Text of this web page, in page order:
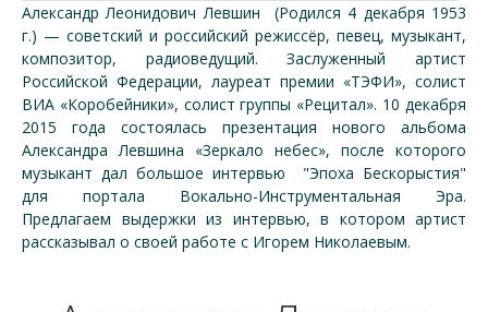
Александр Леонидович Левшин (Родился 4 декабря 1953
г.) — советский и российский режиссёр, певец, музыкант,
композитор, радиоведущий. Заслуженный артист
Российской Федерации, лауреат премии «ТЭФИ», солист
ВИА «Коробейники», солист группы «Рецитал». 10 декабря
2015 года состоялась презентация нового альбома
Александра Левшина «Зеркало небес», после которого
музыкант дал большое интервью "Эпоха Бескорыстия"
для портала Вокально-Инструментальная Эра.
Предлагаем выдержки из интервью, в котором артист
рассказывал о своей работе с Игорем Николаевым.